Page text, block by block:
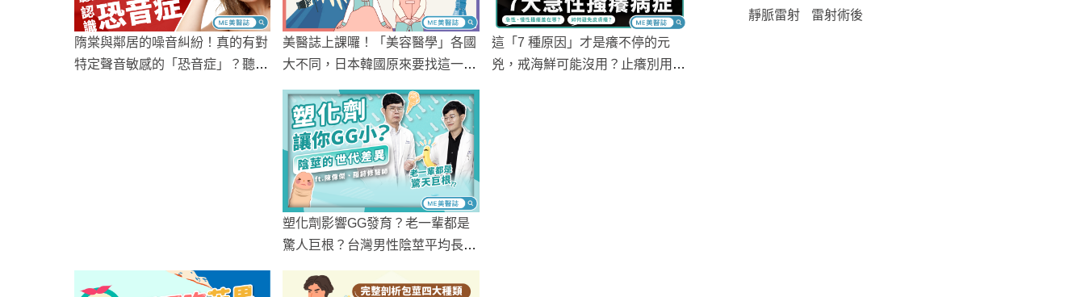
隋棠與鄰居的噪音糾紛！真的有對
特定聲音敏感的「恐音症」？聽覺
美醫誌上課囉！「美容醫學」各國
大不同，日本韓國原來要找這一
這「7 種原因」才是癢不停的元
兇，戒海鮮可能沒用？止癢別用錯
塑化劑影響GG發育？老一輩都是
驚人巨根？台灣男性陰莖平均長度
靜脈雷射
雷射術後